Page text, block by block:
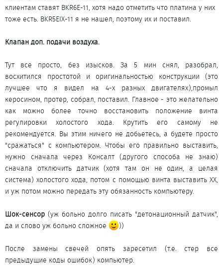
клиентам ставят BKR6E-11, хотя надо отметить что платина у них
тоже есть. BKR5EIX-11 я не нашел, поэтому их и поставил.
Клапан доп. подачи воздуха.
Тут все просто, без изысков. За 5 мин снял, разобрал,
восхитился простотой и оригинальностью конструкции (это
лучшее что я видел на 4-х разных двигателях),промыл
керосином, протер, собрал, поставил. Главное - это желательно
как можно более точно восстановить положение винта
регулировки холостого хода. Крутить его самому не
рекомендуется. Вы этим ничего не добьетесь, а будете просто
"сражаться" с компьютером. Чтобы его правильно выставить,
нужно сначала через Консалт (другого способа не знаю)
сначала отключить датчик (хотя там он не один, а целая
система) холостого хода, потом с помощью винта выставить ХХ,
и уж потом можно передать эту обязанность компьютеру.
Шок-сенсор (уж больно долго писать "детонационный датчик",
да и слово уж больно сложное
))
После замены свечей опять заресетил (т.е. стер все
предыдущие коды ошибок) компьютер.